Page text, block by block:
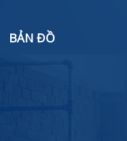
BẢN ĐỒ